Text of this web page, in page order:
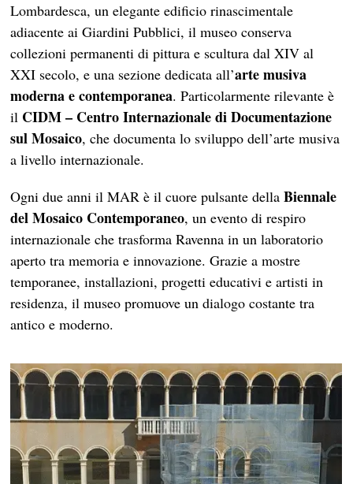
Lombardesca, un elegante edificio rinascimentale
adiacente ai Giardini Pubblici, il museo conserva
collezioni permanenti di pittura e scultura dal XIV al
XXI secolo, e una sezione dedicata all’arte musiva
moderna e contemporanea. Particolarmente rilevante è
il CIDM – Centro Internazionale di Documentazione
sul Mosaico, che documenta lo sviluppo dell’arte musiva
a livello internazionale.
Ogni due anni il MAR è il cuore pulsante dellaBiennale
del Mosaico Contemporaneo, un evento di respiro
internazionale che trasforma Ravenna in un laboratorio
aperto tra memoria e innovazione. Grazie a mostre
temporanee, installazioni, progetti educativi e artisti in
residenza, il museo promuove un dialogo costante tra
antico e moderno.